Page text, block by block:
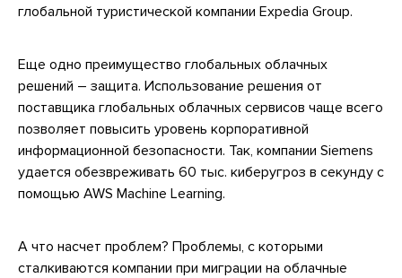
глобальной туристической компании Expedia Group.
Еще одно преимущество глобальных облачных
решений – защита. Использование решения от
поставщика глобальных облачных сервисов чаще всего
позволяет повысить уровень корпоративной
информационной безопасности. Так, компании Siemens
удается обезвреживать 60 тыс. киберугроз в секунду с
помощью AWS Machine Learning.
А что насчет проблем? Проблемы, с которыми
сталкиваются компании при миграции на облачные